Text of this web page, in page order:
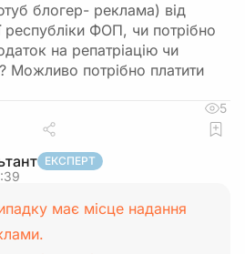
блогер- реклама) від
республіки ФОП, чи потрібно
на репатріацію чи
Можливо потрібно платити
5
ЕКСПЕРТ
має місце надання